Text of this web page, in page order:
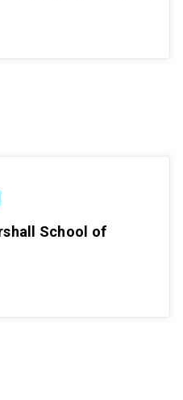
School of